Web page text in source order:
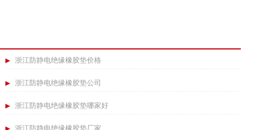
浙江防静电绝缘橡胶垫价格
浙江防静电绝缘橡胶垫公司
浙江防静电绝缘橡胶垫哪家好
浙江防静电绝缘橡胶垫厂家